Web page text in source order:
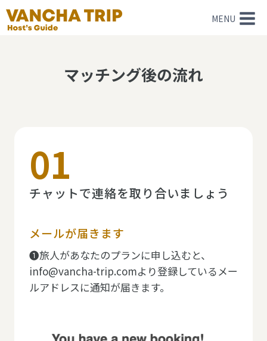
内
容
MENU
マッチング後の流れ
01
チャットで連絡を取り合いましょう
メールが届きます
❶旅人があなたのプランに申し込むと、
info@vancha-trip.comより登録しているメー
ルアドレスに通知が届きます。